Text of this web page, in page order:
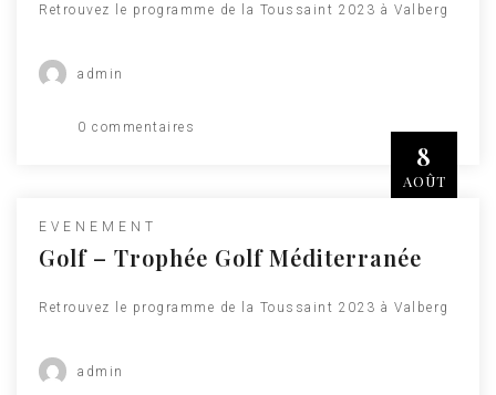
Retrouvez le programme de la Toussaint 2023 à Valberg
admin
0 commentaires
8
AOÛT
EVENEMENT
Golf – Trophée Golf Méditerranée
Retrouvez le programme de la Toussaint 2023 à Valberg
admin